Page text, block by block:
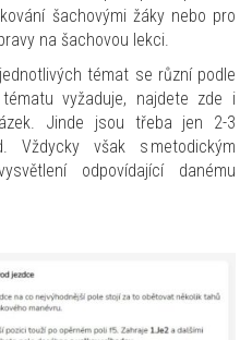
šachovými žáky nebo pro
na šachovou lekci.
témat se různí podle
vyžaduje, najdete zde i
Jinde jsou třeba jen 2-3
Vždycky však s metodickým
odpovídající danému